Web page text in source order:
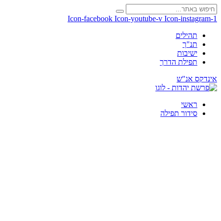
Icon-facebook Icon-youtube-v Icon-instagram-1
תהילים
תנ"ך
ישיבות
תפילת הדרך
אינדקס אנ"ש
ראשי
סידור תפילה